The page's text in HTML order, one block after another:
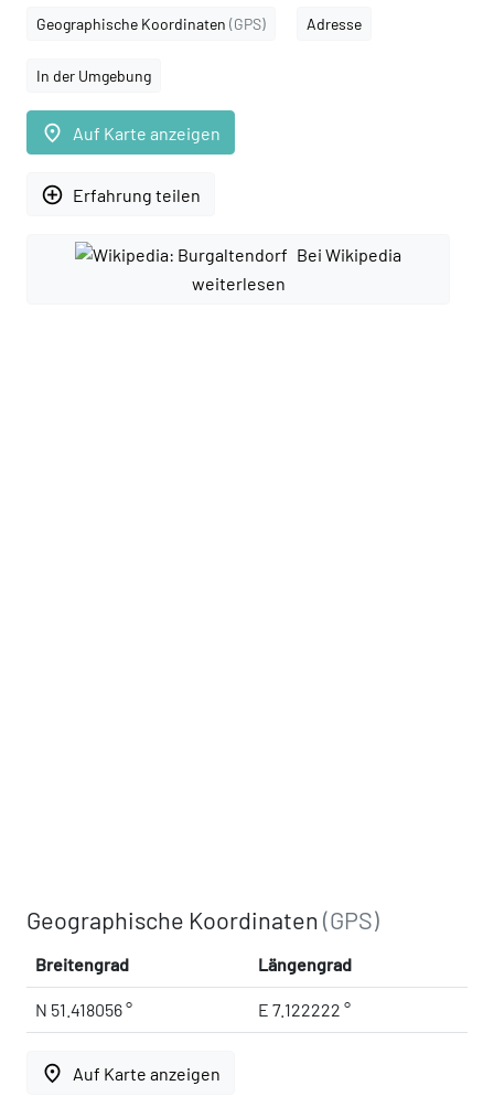
Geographische Koordinaten (GPS) Adresse
In der Umgebung
place Auf Karte anzeigen
add_circle_outline Erfahrung teilen
Bei Wikipedia
weiterlesen
Geographische Koordinaten(GPS)
Breitengrad Längengrad
N 51.418056 ° E 7.122222 °
place Auf Karte anzeigen